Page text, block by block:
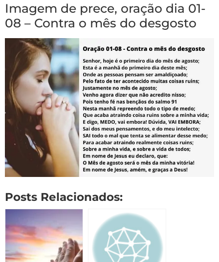
Imagem de prece, oração dia 01-
08 – Contra o mês do desgosto
Posts Relacionados: